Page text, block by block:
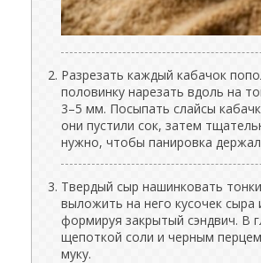
Разрезать каждый кабачок
половинку нарезать вдоль на
3–5 мм. Посыпать слайсы
они пустили сок, затем
нужно, чтобы панировка
Твердый сыр нашинковать
выложить на него кусочек
формируя закрытый сэндвич. В
щепоткой соли и черным
муку.